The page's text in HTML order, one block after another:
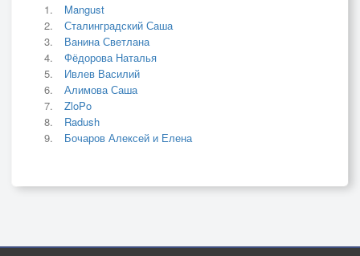
Mangust
Сталинградский Саша
Ванина Светлана
Фёдорова Наталья
Ивлев Василий
Алимова Саша
ZloPo
Radush
Бочаров Алексей и Елена